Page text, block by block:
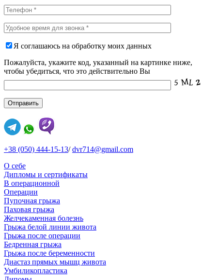
Я соглашаюсь на обработку моих данных
Пожалуйста, укажите код, указанный на картинке ниже,
чтобы убедиться, что это действительно Вы
+38 (050) 444-15-13/ dvr714@gmail.com
О себе
Дипломы и сертификаты
В операционной
Операции
Пупочная грыжа
Паховая грыжа
Желчекаменная болезнь
Грыжа белой линии живота
Грыжа после операции
Бедренная грыжа
Грыжа после беременности
Диастаз прямых мышц живота
Умбиликопластика